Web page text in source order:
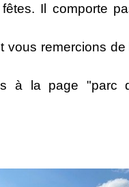
Il comporte
remercions
à la page